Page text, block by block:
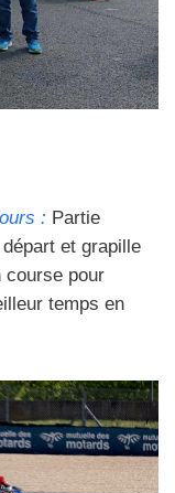
: Partie
et grapille
course pour
temps en